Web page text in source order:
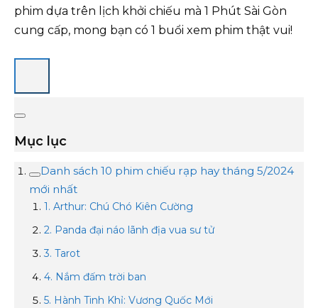
phim dựa trên lịch khởi chiếu mà 1 Phút Sài Gòn
cung cấp, mong bạn có 1 buổi xem phim thật vui!
Mục lục
Danh sách 10 phim chiếu rạp hay tháng 5/2024
mới nhất
1. Arthur: Chú Chó Kiên Cường
2. Panda đại náo lãnh địa vua sư tử
3. Tarot
4. Nắm đấm trời ban
5. Hành Tinh Khỉ: Vương Quốc Mới